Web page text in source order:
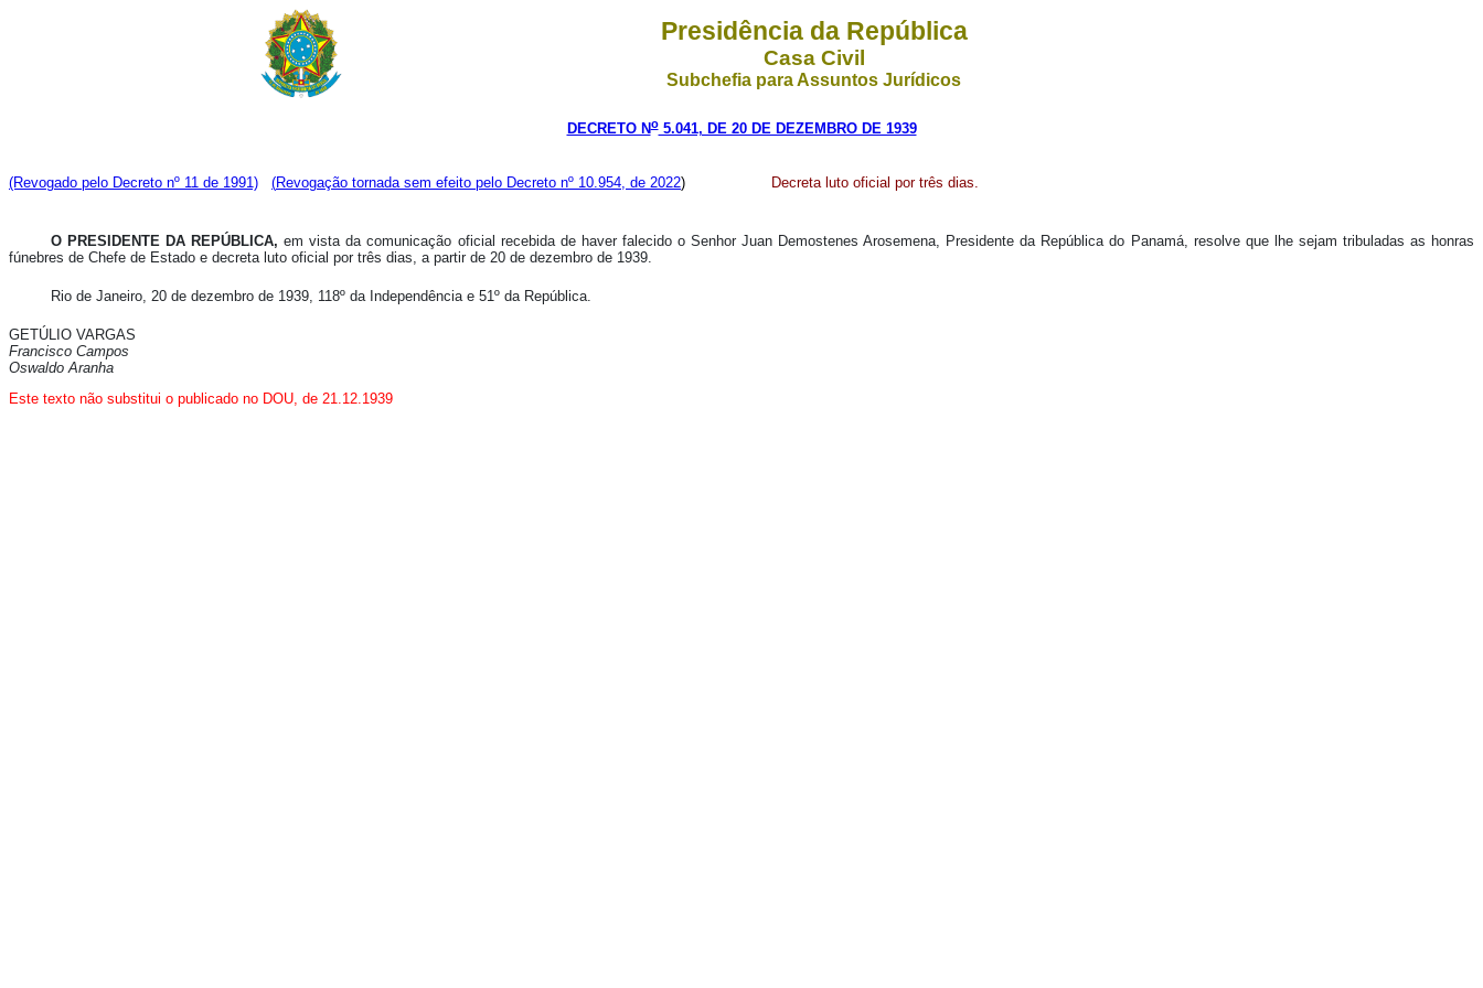
Presidência da República
Casa Civil
Subchefia para Assuntos Jurídicos
DECRETO No5.041, DE 20 DE DEZEMBRO DE 1939
(Revogado pelo Decreto nº 11 de 1991) (Revogação tornada sem efeito pelo Decreto nº 10.954, de 2022) Decreta luto oficial por três dias.
O PRESIDENTE DA REPÚBLICA, em vista da comunicação oficial recebida de haver falecido o Senhor Juan Demostenes Arosemena, Presidente da República do Panamá, resolve que lhe sejam tribuladas as honras
fúnebres de Chefe de Estado e decreta luto oficial por três dias, a partir de 20 de dezembro de 1939.
Rio de Janeiro, 20 de dezembro de 1939, 118º da Independência e 51º da República.
GETÚLIO VARGAS
Francisco Campos
Oswaldo Aranha
Este texto não substitui o publicado no DOU, de 21.12.1939